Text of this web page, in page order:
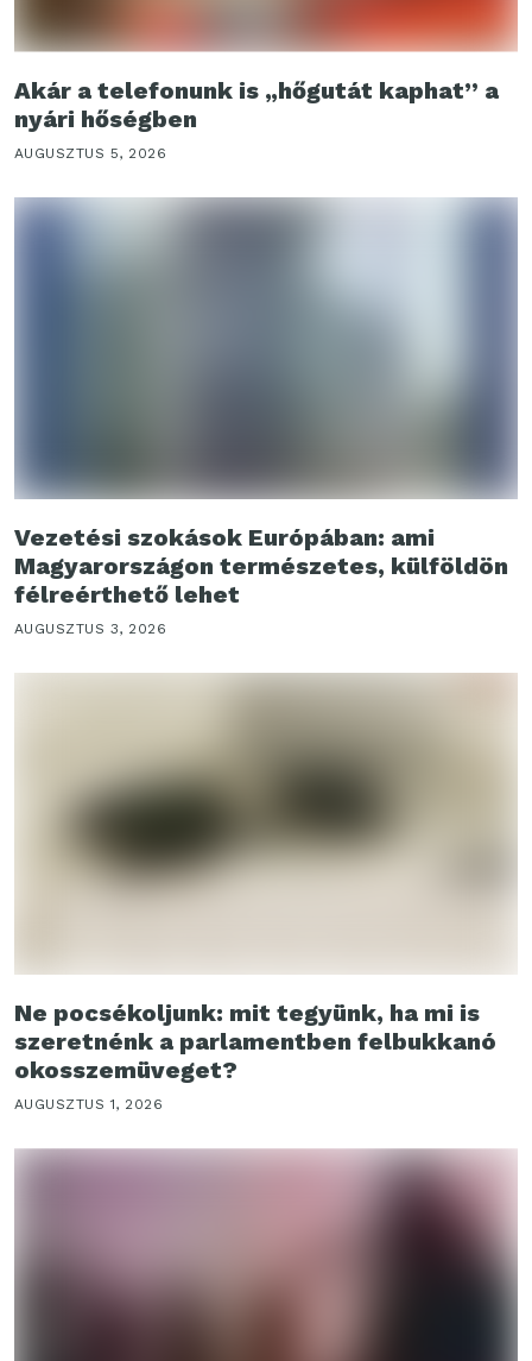
Akár a telefonunk is „hőgutát kaphat” a
nyári hőségben
AUGUSZTUS 5, 2026
Vezetési szokások Európában: ami
Magyarországon természetes, külföldön
félreérthető lehet
AUGUSZTUS 3, 2026
Ne pocsékoljunk: mit tegyünk, ha mi is
szeretnénk a parlamentben felbukkanó
okosszemüveget?
AUGUSZTUS 1, 2026